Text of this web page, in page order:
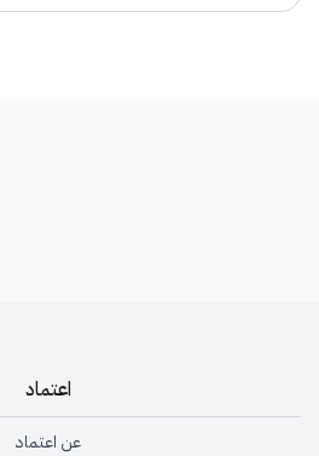
اعتماد
عن اعتماد